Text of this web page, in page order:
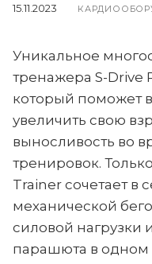
15.11.2023
Уникальное
тренажера S-Drive
который поможет
увеличить свою
выносливость во
тренировок.
Trainer сочетает в
механической
силовой нагрузки
парашюта в одном